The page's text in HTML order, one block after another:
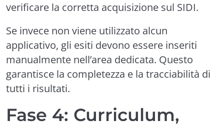
verificare la corretta acquisizione sul SIDI.
Se invece non viene utilizzato alcun
applicativo, gli esiti devono essere inseriti
manualmente nell’area dedicata. Questo
garantisce la completezza e la tracciabilità di
tutti i risultati.
Fase 4: Curriculum,